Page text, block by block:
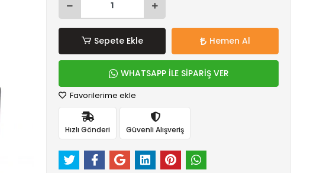
Sepete Ekle Hemen Al
WHATSAPP İLE SİPARİŞ VER
Favorilerime ekle
Hızlı Gönderi Güvenli Alışveriş